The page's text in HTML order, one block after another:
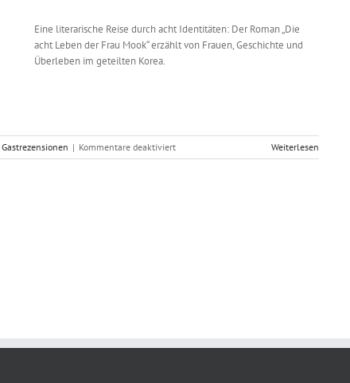
Eine literarische Reise durch acht Identitäten: Der Roman „Die
acht Leben der Frau Mook“ erzählt von Frauen, Geschichte und
Überleben im geteilten Korea.
Gastrezensionen | Kommentare deaktiviertfür
Im
Weiterlesen